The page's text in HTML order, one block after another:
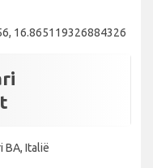
16.865119326884326
BA, Italië